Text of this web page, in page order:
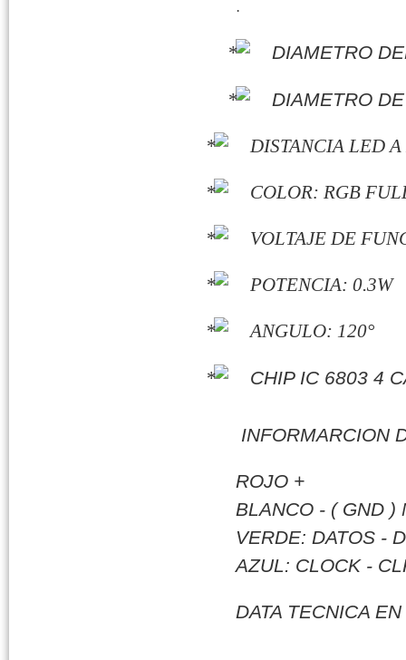
·
DIAMETRO
DIAMETRO
DISTANCIA LED
COLOR: RGB
VOLTAJE DE
POTENCIA: 0.3W
ANGULO: 120°
CHIP IC 6803 4
INFORMARCION
ROJO +
BLANCO - ( GND )
VERDE: DATOS -
AZUL: CLOCK -
DATA TECNICA EN